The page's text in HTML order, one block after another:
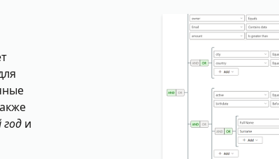
год и